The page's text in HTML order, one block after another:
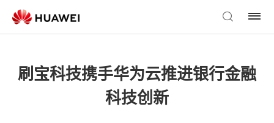
刷宝科技携手华为云推进银行金融
科技创新